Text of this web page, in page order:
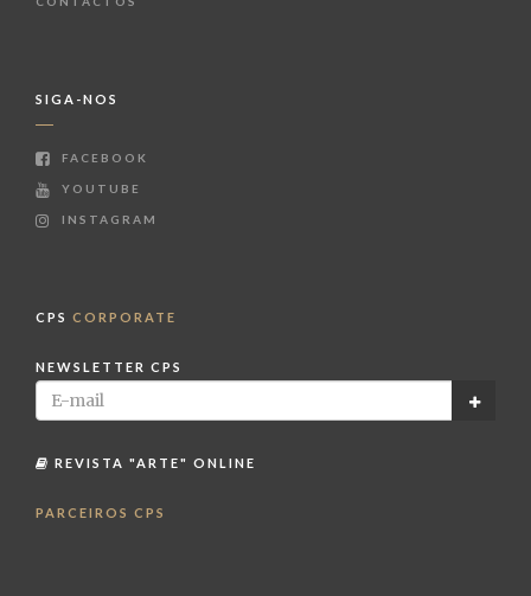
SIGA-NOS
FACEBOOK
YOUTUBE
INSTAGRAM
CPS CORPORATE
NEWSLETTER CPS
REVISTA "ARTE" ONLINE
PARCEIROS CPS